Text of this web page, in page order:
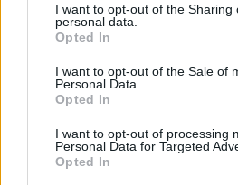
I want to opt-out of the Sharing
personal data.
Opted In
I want to opt-out of the Sale of
Personal Data.
Opted In
I want to opt-out of processing
Personal Data for Targeted
Opted In
εκπαιδευτικού και
χρηματοδοτήθηκε μέσω της
Δημιουργώ-Καινοτομώ» και
από το Ευρωπαϊκό Ταμείο
Ανάπτυξης της Ευρωπαϊκής
πόρους μέσω του Ε.Π.